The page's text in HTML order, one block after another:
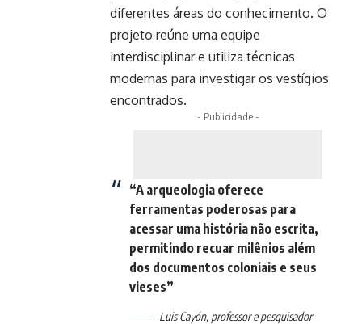
diferentes áreas do conhecimento. O
projeto reúne uma equipe
interdisciplinar e utiliza técnicas
modernas para investigar os vestígios
encontrados.
- Publicidade -
“A arqueologia oferece
ferramentas poderosas para
acessar uma história não escrita,
permitindo recuar milênios além
dos documentos coloniais e seus
vieses”
Luis Cayón, professor e pesquisador